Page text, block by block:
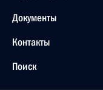
Документы
Контакты
Поиск